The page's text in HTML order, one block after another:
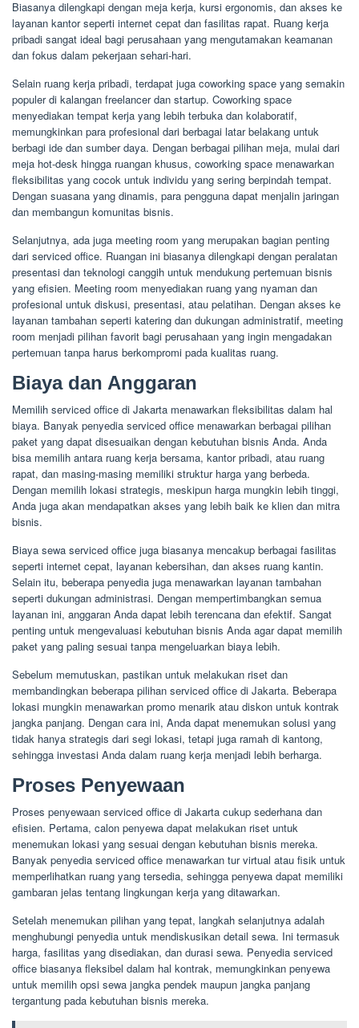
Biasanya dilengkapi dengan meja kerja, kursi ergonomis, dan akses ke
layanan kantor seperti internet cepat dan fasilitas rapat. Ruang kerja
pribadi sangat ideal bagi perusahaan yang mengutamakan keamanan
dan fokus dalam pekerjaan sehari-hari.
Selain ruang kerja pribadi, terdapat juga coworking space yang semakin
populer di kalangan freelancer dan startup. Coworking space
menyediakan tempat kerja yang lebih terbuka dan kolaboratif,
memungkinkan para profesional dari berbagai latar belakang untuk
berbagi ide dan sumber daya. Dengan berbagai pilihan meja, mulai dari
meja hot-desk hingga ruangan khusus, coworking space menawarkan
fleksibilitas yang cocok untuk individu yang sering berpindah tempat.
Dengan suasana yang dinamis, para pengguna dapat menjalin jaringan
dan membangun komunitas bisnis.
Selanjutnya, ada juga meeting room yang merupakan bagian penting
dari serviced office. Ruangan ini biasanya dilengkapi dengan peralatan
presentasi dan teknologi canggih untuk mendukung pertemuan bisnis
yang efisien. Meeting room menyediakan ruang yang nyaman dan
profesional untuk diskusi, presentasi, atau pelatihan. Dengan akses ke
layanan tambahan seperti katering dan dukungan administratif, meeting
room menjadi pilihan favorit bagi perusahaan yang ingin mengadakan
pertemuan tanpa harus berkompromi pada kualitas ruang.
Biaya dan Anggaran
Memilih serviced office di Jakarta menawarkan fleksibilitas dalam hal
biaya. Banyak penyedia serviced office menawarkan berbagai pilihan
paket yang dapat disesuaikan dengan kebutuhan bisnis Anda. Anda
bisa memilih antara ruang kerja bersama, kantor pribadi, atau ruang
rapat, dan masing-masing memiliki struktur harga yang berbeda.
Dengan memilih lokasi strategis, meskipun harga mungkin lebih tinggi,
Anda juga akan mendapatkan akses yang lebih baik ke klien dan mitra
bisnis.
Biaya sewa serviced office juga biasanya mencakup berbagai fasilitas
seperti internet cepat, layanan kebersihan, dan akses ruang kantin.
Selain itu, beberapa penyedia juga menawarkan layanan tambahan
seperti dukungan administrasi. Dengan mempertimbangkan semua
layanan ini, anggaran Anda dapat lebih terencana dan efektif. Sangat
penting untuk mengevaluasi kebutuhan bisnis Anda agar dapat memilih
paket yang paling sesuai tanpa mengeluarkan biaya lebih.
Sebelum memutuskan, pastikan untuk melakukan riset dan
membandingkan beberapa pilihan serviced office di Jakarta. Beberapa
lokasi mungkin menawarkan promo menarik atau diskon untuk kontrak
jangka panjang. Dengan cara ini, Anda dapat menemukan solusi yang
tidak hanya strategis dari segi lokasi, tetapi juga ramah di kantong,
sehingga investasi Anda dalam ruang kerja menjadi lebih berharga.
Proses Penyewaan
Proses penyewaan serviced office di Jakarta cukup sederhana dan
efisien. Pertama, calon penyewa dapat melakukan riset untuk
menemukan lokasi yang sesuai dengan kebutuhan bisnis mereka.
Banyak penyedia serviced office menawarkan tur virtual atau fisik untuk
memperlihatkan ruang yang tersedia, sehingga penyewa dapat memiliki
gambaran jelas tentang lingkungan kerja yang ditawarkan.
Setelah menemukan pilihan yang tepat, langkah selanjutnya adalah
menghubungi penyedia untuk mendiskusikan detail sewa. Ini termasuk
harga, fasilitas yang disediakan, dan durasi sewa. Penyedia serviced
office biasanya fleksibel dalam hal kontrak, memungkinkan penyewa
untuk memilih opsi sewa jangka pendek maupun jangka panjang
tergantung pada kebutuhan bisnis mereka.